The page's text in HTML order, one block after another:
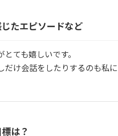
たエピソードなど
ても嬉しいです。
け会話をしたりするのも私に
標は？